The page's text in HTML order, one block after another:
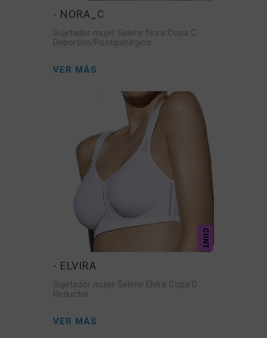
- NORA_C
Sujetador mujer Selene Nora Copa C
Deportivo/Postquirúrgico
VER MÁS
CONT
- ELVIRA
Sujetador mujer Selene Elvira Copa D
Reductor
VER MÁS